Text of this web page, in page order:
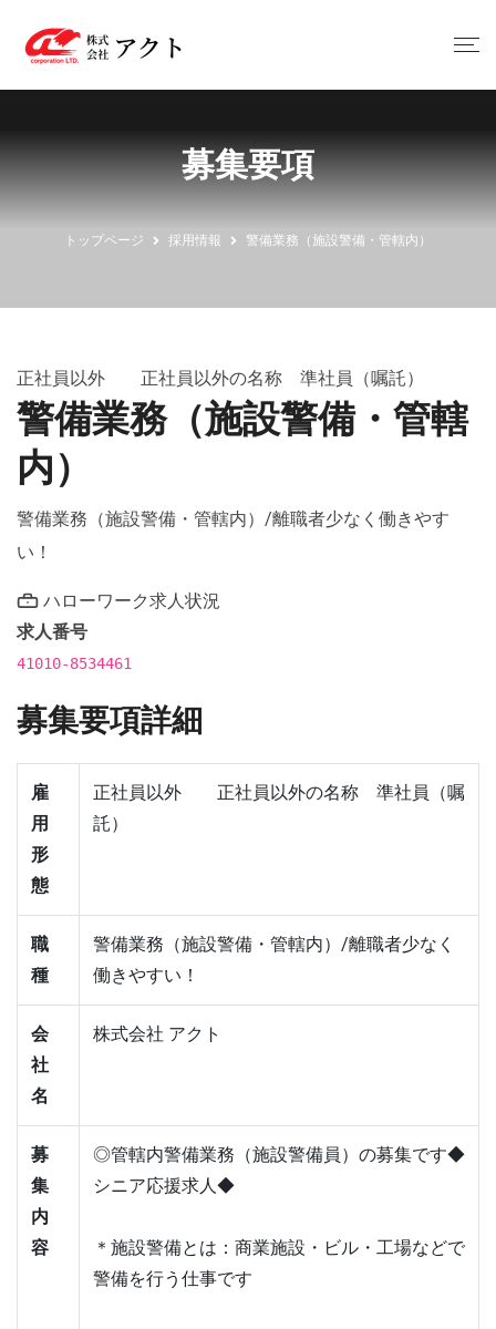
募集要項
トップページ 採用情報 警備業務（施設警備・管轄内）
正社員以外 正社員以外の名称 準社員（嘱託）
警備業務（施設警備・管轄
内）
警備業務（施設警備・管轄内）/離職者少なく働きやす
い！
ハローワーク求人状況
求人番号
41010-8534461
募集要項詳細
雇
用
形
態
正社員以外 正社員以外の名称 準社員（嘱
託）
職
種
警備業務（施設警備・管轄内）/離職者少なく
働きやすい！
会
社
名
株式会社 アクト
募
集
内
容
◎管轄内警備業務（施設警備員）の募集です◆
シニア応援求人◆
＊施設警備とは：商業施設・ビル・工場などで
警備を行う仕事です